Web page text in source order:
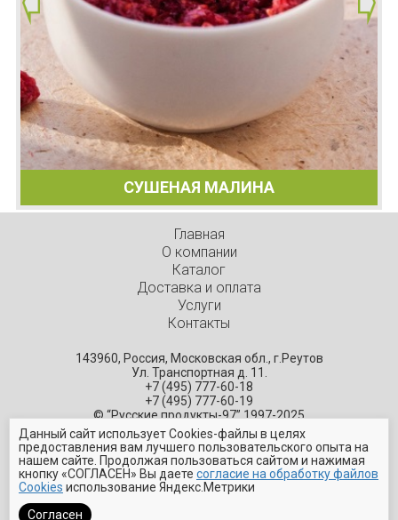
СУШЕНАЯ МАЛИНА
Главная
О компании
Каталог
Доставка и оплата
Услуги
Контакты
143960, Россия, Московская обл., г.Реутов
Ул. Транспортная д. 11.
+7 (495) 777-60-18
+7 (495) 777-60-19
© “Русские продукты-97” 1997-2025
— поставщик высококачественных ингредиентов
Политика обработки персональных данных
Cогласие на обработку персональных данных
Данный сайт использует Cookies-файлы в целях
предоставления вам лучшего пользовательского опыта на
нашем сайте. Продолжая пользоваться сайтом и нажимая
кнопку «СОГЛАСЕН» Вы даете согласие на обработку файлов
Cookies использование Яндекс.Метрики
Согласен